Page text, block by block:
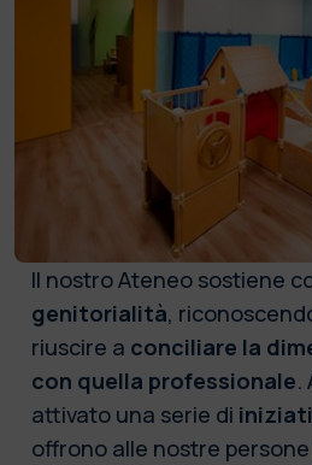
Il nostro Ateneo sostiene
genitorialità,
riuscire a conciliare la
con quella professionale.
attivato una serie di
offrono alle nostre